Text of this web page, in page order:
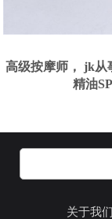
高级按摩师， jk从
精油
关于我们